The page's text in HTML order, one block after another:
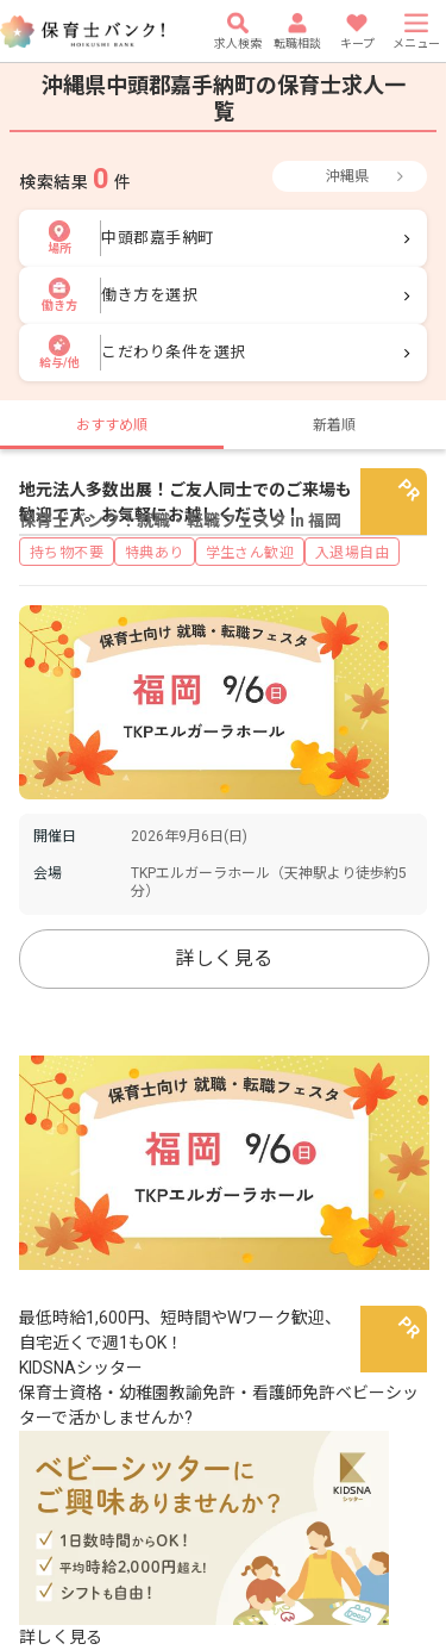
求人検索 転職相談 キープ メニュー
沖縄県中頭郡嘉手納町の保育士求人一
覧
検索結果 0 件 沖縄県
場所
中頭郡嘉手納町
働き方
働き方を選択
給与/他
こだわり条件を選択
おすすめ順 新着順
保育士バンク！就職・転職フェスタ in 福岡
地元法人多数出展！ご友人同士でのご来場も
歓迎です。お気軽にお越しください！
持ち物不要 特典あり 学生さん歓迎 入退場自由
開催日 2026年9月6日(日)
会場
TKPエルガーラホール（天神駅より徒歩約5
分）
詳しく見る
最低時給1,600円、短時間やWワーク歓迎、
自宅近くで週1もOK！
KIDSNAシッター
保育士資格・幼稚園教諭免許・看護師免許ベビーシッ
ターで活かしませんか?
詳しく見る